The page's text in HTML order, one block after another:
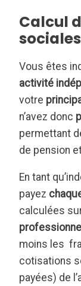
Calcul
sociales
Vous êtes
activité
votre
n’avez donc
permettant
de pension
En tant
payez
calculées
moins les
cotisations
payées) de